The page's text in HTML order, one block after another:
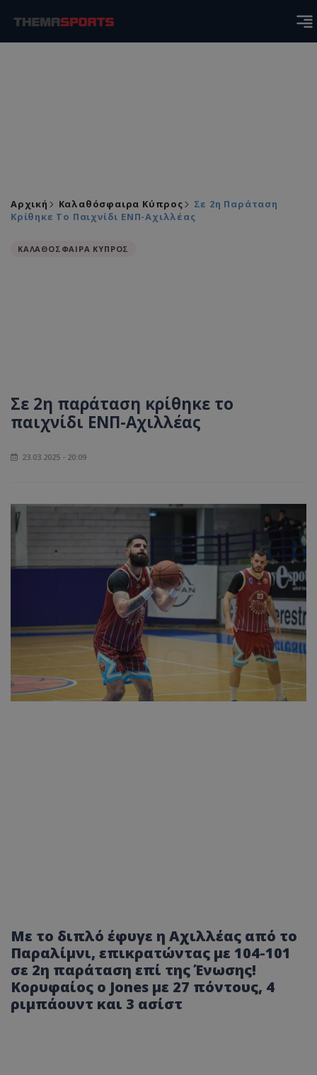
Αρχική Καλαθόσφαιρα Κύπρος
Σε 2η Παράταση
Κρίθηκε Το Παιχνίδι ΕΝΠ-Αχιλλέας
ΚΑΛΑΘΟΣΦΑΙΡΑ ΚΥΠΡΟΣ
Σε 2η παράταση κρίθηκε το
παιχνίδι ΕΝΠ-Αχιλλέας
23.03.2025 - 20:09
Με το διπλό έφυγε η Αχιλλέας από το
Παραλίμνι, επικρατώντας με 104-101
σε 2η παράταση επί της Ένωσης!
Κορυφαίος ο Jones με 27 πόντους, 4
ριμπάουντ και 3 ασίστ